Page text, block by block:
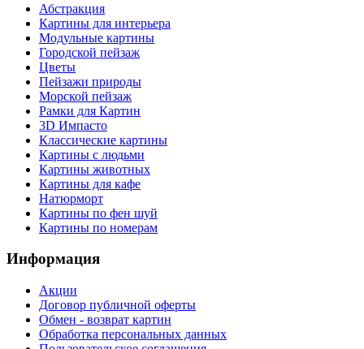
Абстракция
Картины для интерьера
Модульные картины
Городской пейзаж
Цветы
Пейзажи природы
Морской пейзаж
Рамки для Картин
3D Импасто
Классические картины
Картины с людьми
Картины животных
Картины для кафе
Натюрморт
Картины по фен шуй
Картины по номерам
Информация
Акции
Договор публичной оферты
Обмен - возврат картин
Обработка персональных данных